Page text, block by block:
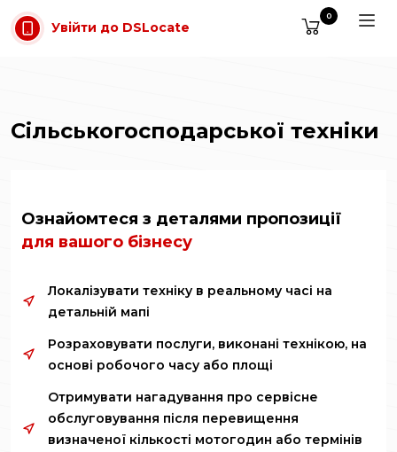
Перейти до основного вмісту
Увійти до DSLocate
0
Сільськогосподарської техніки
Ознайомтеся з деталями пропозиції
для вашого бізнесу
Локалізувати техніку в реальному часі на
детальній мапі
Розраховувати послуги, виконані технікою, на
основі робочого часу або площі
Отримувати нагадування про сервісне
обслуговування після перевищення
визначеної кількості мотогодин або термінів